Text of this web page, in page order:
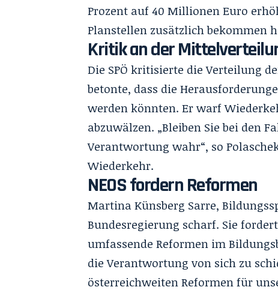
Prozent auf 40 Millionen Euro
Planstellen zusätzlich bekommen
Kritik an der
Die SPÖ kritisierte die Verteilung
betonte, dass die
werden könnten. Er warf
abzuwälzen. „Bleiben Sie bei den
Verantwortung wahr“, so
Wiederkehr.
NEOS fordern Reformen
Martina Künsberg Sarre,
Bundesregierung scharf. Sie
umfassende Reformen im
die Verantwortung von sich zu
österreichweiten Reformen für